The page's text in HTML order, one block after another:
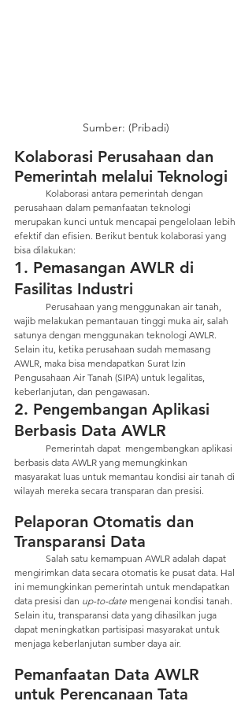
Sumber: (Pribadi)
Kolaborasi Perusahaan dan
Pemerintah melalui Teknologi
perusahaan dalam pemanfaatan teknologi
merupakan kunci untuk mencapai pengelolaan lebih
efektif dan efisien. Berikut bentuk kolaborasi yang
bisa dilakukan:
1. Pemasangan AWLR di
Fasilitas Industri
wajib melakukan pemantauan tinggi muka air, salah
satunya dengan menggunakan teknologi AWLR.
Selain itu, ketika perusahaan sudah memasang
AWLR, maka bisa mendapatkan Surat Izin
Pengusahaan Air Tanah (SIPA) untuk legalitas,
keberlanjutan, dan pengawasan.
2. Pengembangan Aplikasi
Berbasis Data AWLR
berbasis data AWLR yang memungkinkan
masyarakat luas untuk memantau kondisi air tanah di
wilayah mereka secara transparan dan presisi.
Pelaporan Otomatis dan
Transparansi Data
mengirimkan data secara otomatis ke pusat data. Hal
ini memungkinkan pemerintah untuk mendapatkan
data presisi dan up-to-date mengenai kondisi tanah.
Selain itu, transparansi data yang dihasilkan juga
dapat meningkatkan partisipasi masyarakat untuk
menjaga keberlanjutan sumber daya air.
Pemanfaatan Data AWLR
untuk Perencanaan Tata